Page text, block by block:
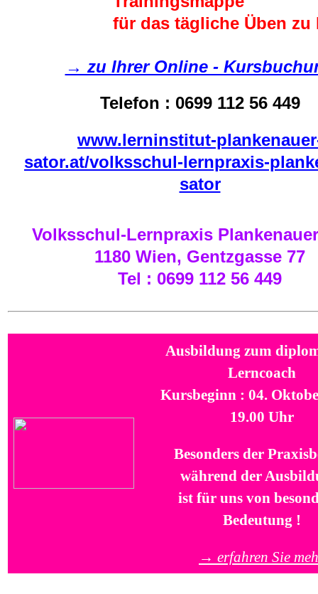
für das tägliche Üben zu
→ zu Ihrer Online -
Telefon : 0699 112 56 449
www.lerninstitut-
sator.at/volksschul-lernpraxis-
sator
Volksschul-Lernpraxis
1180 Wien, Gentzgasse 77
Tel : 0699 112 56 449
Ausbildung zum
Lerncoach
Kursbeginn : 04.
19.00 Uhr
Besonders der
während der
ist für uns von
Bedeutung !
→ erfahren Sie